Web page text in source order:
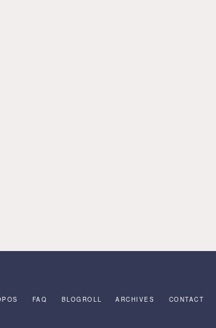
FAQ BLOGROLL ARCHIVES CONTACT